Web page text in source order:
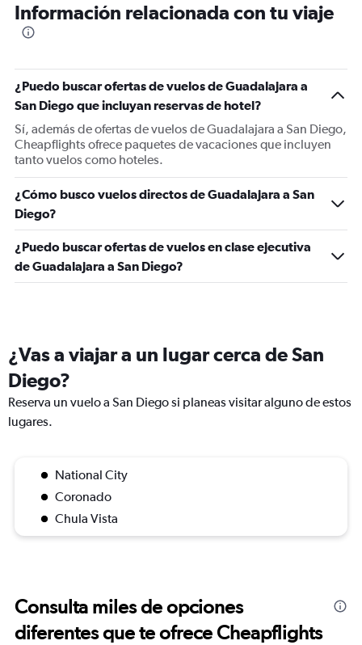
Información relacionada con tu viaje
¿Puedo buscar ofertas de vuelos de Guadalajara a
San Diego que incluyan reservas de hotel?
Sí, además de ofertas de vuelos de Guadalajara a San Diego,
Cheapflights ofrece paquetes de vacaciones que incluyen
tanto vuelos como hoteles.
¿Cómo busco vuelos directos de Guadalajara a San
Diego?
¿Puedo buscar ofertas de vuelos en clase ejecutiva
de Guadalajara a San Diego?
¿Vas a viajar a un lugar cerca de San
Diego?
Reserva un vuelo a San Diego si planeas visitar alguno de estos
lugares.
National City
Coronado
Chula Vista
Consulta miles de opciones
diferentes que te ofrece Cheapflights